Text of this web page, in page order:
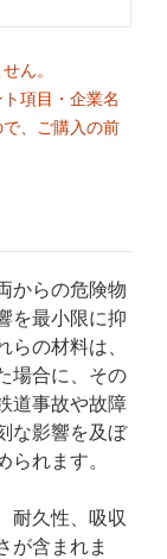
ん。
項目・企業名
、ご購入の前
からの危険物
を最小限に抑
の材料は、
場合に、その
道事故や故障
な影響を及ぼ
れます。
耐久性、吸収
が含まれま